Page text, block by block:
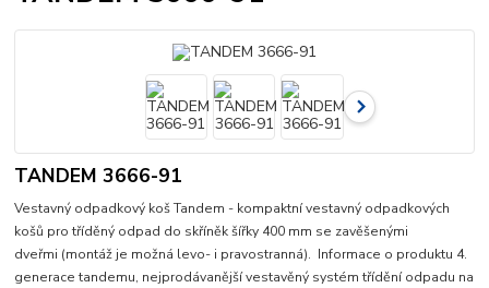
TANDEM 3666-91
Vestavný odpadkový koš Tandem - kompaktní vestavný odpadkových
košů pro tříděný odpad do skříněk šířky 400 mm se zavěšenými
dveřmi (montáž je možná levo- i pravostranná). Informace o produktu 4.
generace tandemu, nejprodávanější vestavěný systém třídění odpadu na